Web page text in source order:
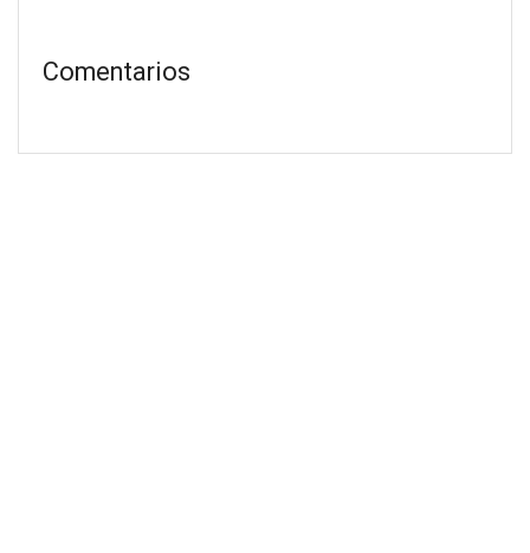
Comentarios